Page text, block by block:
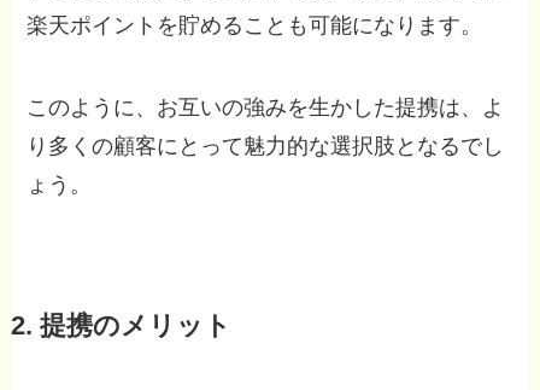
楽天ポイントを貯めることも可能になります。
このように、お互いの強みを生かした提携は、よ
り多くの顧客にとって魅力的な選択肢となるでし
ょう。
2. 提携のメリット